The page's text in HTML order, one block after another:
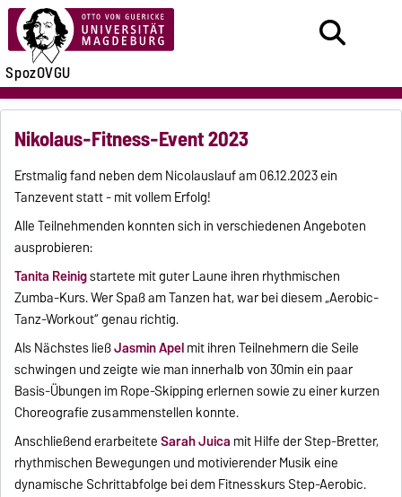
SpozOVGU
Nikolaus-Fitness-Event 2023
Erstmalig fand neben dem Nicolauslauf am 06.12.2023 ein
Tanzevent statt - mit vollem Erfolg!
Alle Teilnehmenden konnten sich in verschiedenen Angeboten
ausprobieren:
Tanita Reinigstartete mit guter Laune ihren rhythmischen
Zumba-Kurs. Wer Spaß am Tanzen hat, war bei diesem „Aerobic-
Tanz-Workout“ genau richtig.
Als Nächstes ließJasmin Apelmit ihren Teilnehmern die Seile
schwingen und zeigte wie man innerhalb von 30min ein paar
Basis-Übungen im Rope-Skipping erlernen sowie zu einer kurzen
Choreografie zusammenstellen konnte.
Anschließend erarbeiteteSarah Juica mit Hilfe der Step-Bretter,
rhythmischen Bewegungen und motivierender Musik eine
dynamische Schrittabfolge bei dem Fitnesskurs Step-Aerobic.